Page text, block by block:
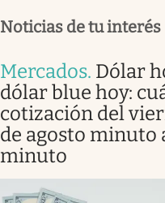
Noticias de tu interés
Mercados. Dólar
dólar blue hoy:
cotización del
de agosto minuto
minuto